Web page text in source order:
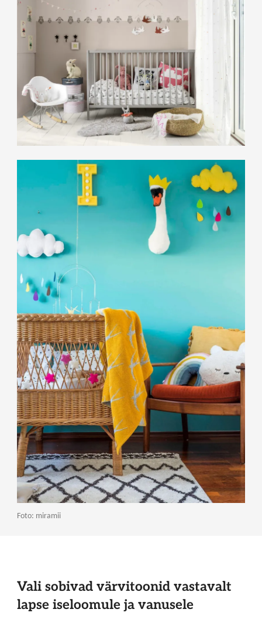
Foto: miramii
Vali sobivad värvitoonid vastavalt
lapse iseloomule ja vanusele